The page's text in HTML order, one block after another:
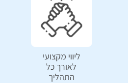
ליווי מקצועי
לאורך כל
התהליך